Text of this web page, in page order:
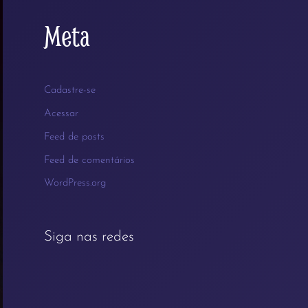
Meta
Cadastre-se
Acessar
Feed de posts
Feed de comentários
WordPress.org
Siga nas redes